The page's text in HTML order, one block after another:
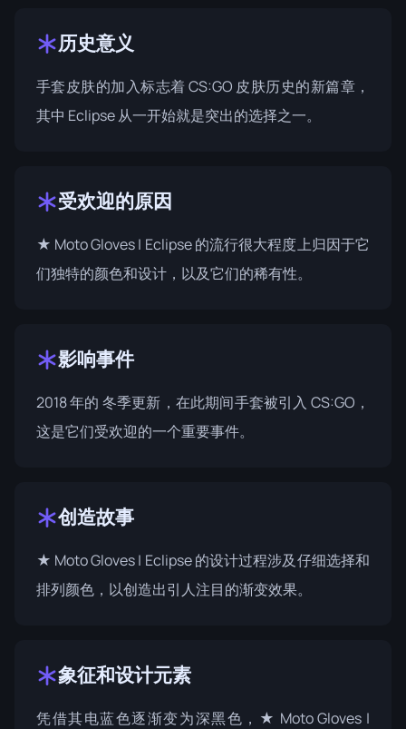
历史意义
手套皮肤的加入标志着 CS:GO 皮肤历史的新篇章，
其中 Eclipse 从一开始就是突出的选择之一。
受欢迎的原因
★ Moto Gloves | Eclipse 的流行很大程度上归因于它
们独特的颜色和设计，以及它们的稀有性。
影响事件
2018 年的 冬季更新 ，在此期间手套被引入 CS:GO，
这是它们受欢迎的一个重要事件。
创造故事
★ Moto Gloves | Eclipse 的设计过程涉及仔细选择和
排列颜色，以创造出引人注目的渐变效果。
象征和设计元素
凭借其电蓝色逐渐变为深黑色，★ Moto Gloves |